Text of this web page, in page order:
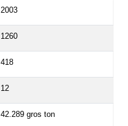
2003
1260
418
12
42.289 gros ton